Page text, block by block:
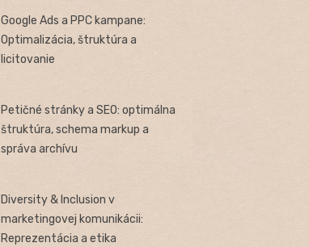
Google Ads a PPC kampane:
Optimalizácia, štruktúra a
licitovanie
Petičné stránky a SEO: optimálna
štruktúra, schema markup a
správa archívu
Diversity & Inclusion v
marketingovej komunikácii:
Reprezentácia a etika